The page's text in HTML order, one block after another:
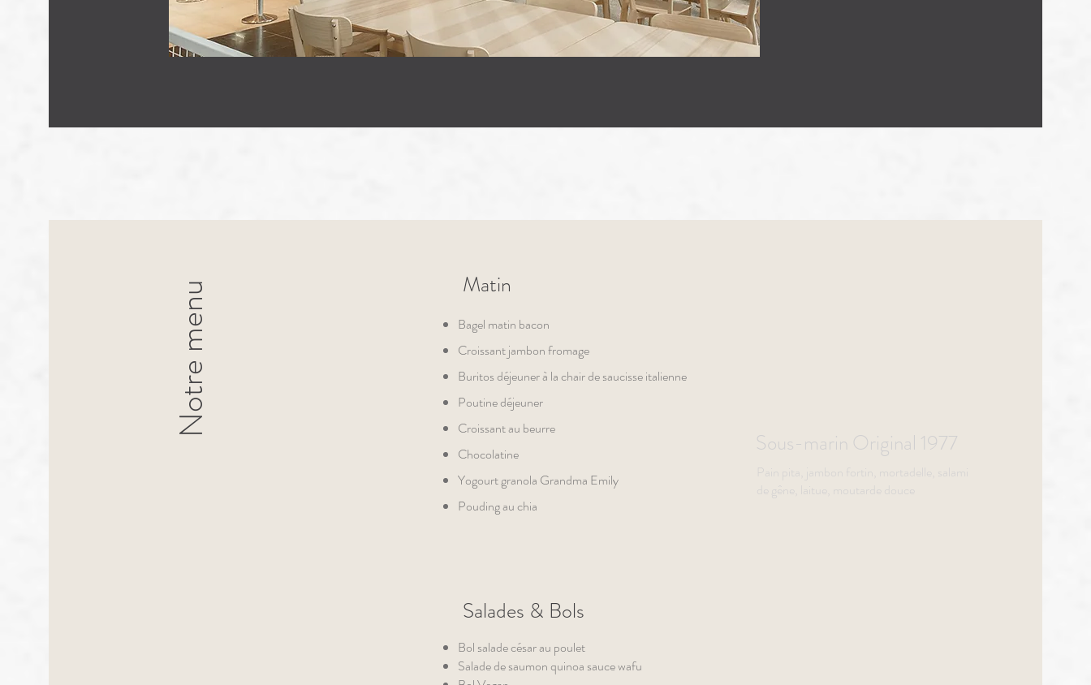
Matin
Bagel matin bacon
Croissant jambon fromage
Buritos déjeuner à la chair de saucisse italienne
Poutine déjeuner
Croissant au beurre
Chocolatine
Yogourt granola Grandma Emily
Pouding au chia
Salades & Bols
Bol salade césar au poulet
Salade de saumon quinoa sauce wafu
Sous-marin Original 1977
Pain pita, jambon fortin, mortadelle, salami
de gêne, laitue, moutarde douce
Notre menu